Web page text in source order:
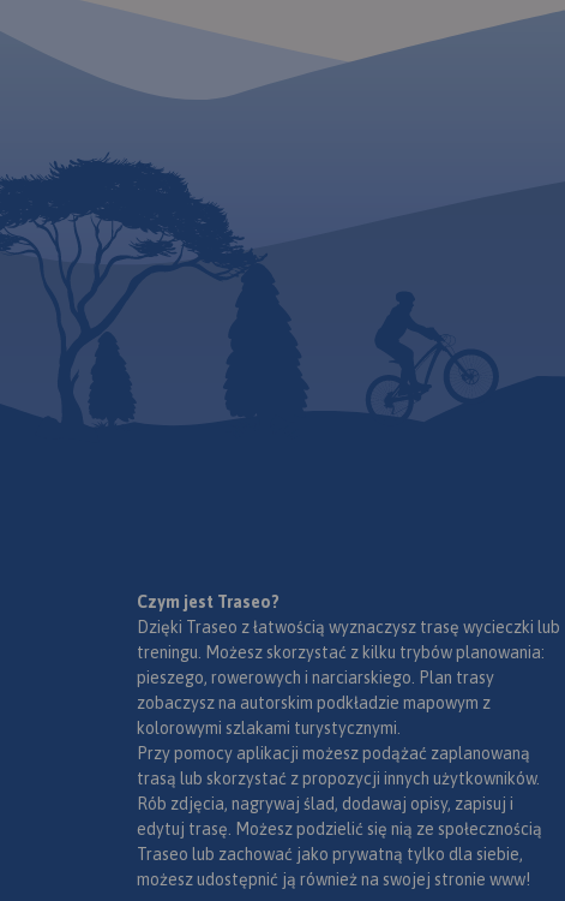
Czym jest Traseo?
Dzięki Traseo z łatwością wyznaczysz trasę wycieczki lub
treningu. Możesz skorzystać z kilku trybów planowania:
pieszego, rowerowych i narciarskiego. Plan trasy
zobaczysz na autorskim podkładzie mapowym z
kolorowymi szlakami turystycznymi.
Przy pomocy aplikacji możesz podążać zaplanowaną
trasą lub skorzystać z propozycji innych użytkowników.
Rób zdjęcia, nagrywaj ślad, dodawaj opisy, zapisuj i
edytuj trasę. Możesz podzielić się nią ze społecznością
Traseo lub zachować jako prywatną tylko dla siebie,
możesz udostępnić ją również na swojej stronie www!